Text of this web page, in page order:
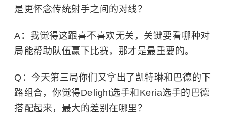
是更怀念传统射手之间的对线？
A：我觉得这跟喜不喜欢无关，关键要看哪种对
局能帮助队伍赢下比赛，那才是最重要的。
Q：今天第三局你们又拿出了凯特琳和巴德的下
路组合，你觉得Delight选手和Keria选手的巴德
搭配起来，最大的差别在哪里？